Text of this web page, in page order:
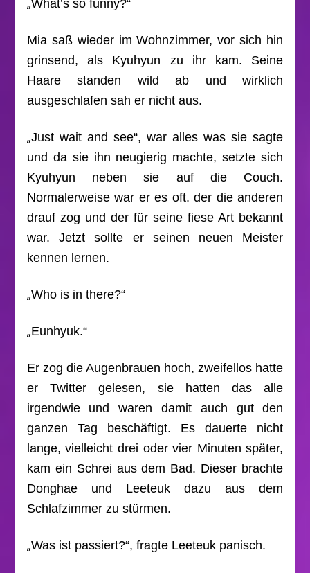
„What’s so funny?“
Mia saß wieder im Wohnzimmer, vor sich hin
grinsend, als Kyuhyun zu ihr kam. Seine
Haare standen wild ab und wirklich
ausgeschlafen sah er nicht aus.
„Just wait and see“, war alles was sie sagte
und da sie ihn neugierig machte, setzte sich
Kyuhyun neben sie auf die Couch.
Normalerweise war er es oft. der die anderen
drauf zog und der für seine fiese Art bekannt
war. Jetzt sollte er seinen neuen Meister
kennen lernen.
„Who is in there?“
„Eunhyuk.“
Er zog die Augenbrauen hoch, zweifellos hatte
er Twitter gelesen, sie hatten das alle
irgendwie und waren damit auch gut den
ganzen Tag beschäftigt. Es dauerte nicht
lange, vielleicht drei oder vier Minuten später,
kam ein Schrei aus dem Bad. Dieser brachte
Donghae und Leeteuk dazu aus dem
Schlafzimmer zu stürmen.
„Was ist passiert?“, fragte Leeteuk panisch.